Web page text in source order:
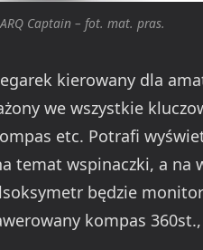
Captain – fot. mat. pras.
kierowany dla
we wszystkie
etc. Potrafi
temat wspinaczki, a na
będzie
kompas